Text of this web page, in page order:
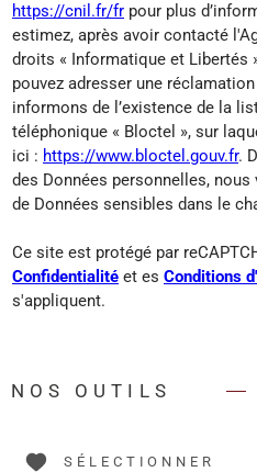
https://cnil.fr/fr pour plus
estimez, après avoir contacté
droits « Informatique et Libertés
pouvez adresser une
informons de l’existence de la
téléphonique « Bloctel », sur
ici : https://www.bloctel.gouv.fr.
des Données personnelles,
de Données sensibles dans le
Ce site est protégé par
Confidentialité et es Conditions
s'appliquent.
NOS OUTILS
SÉLECTIONNER